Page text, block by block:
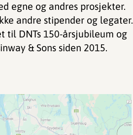
egne og andres prosjekter.
andre stipender og legater.
til DNTs 150-årsjubileum og
& Sons siden 2015.